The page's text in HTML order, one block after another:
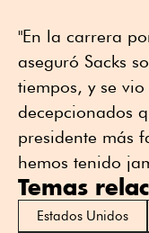
"En la carrera
aseguró Sacks
tiempos, y se
decepcionados
presidente más
hemos tenido
Temas
Estados Unidos